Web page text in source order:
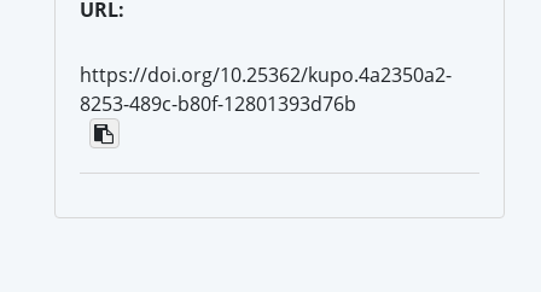
URL:
https://doi.org/10.25362/kupo.4a2350a2-
8253-489c-b80f-12801393d76b